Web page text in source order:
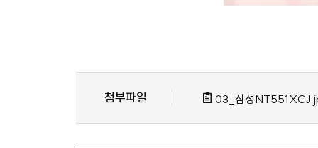
첨부파일